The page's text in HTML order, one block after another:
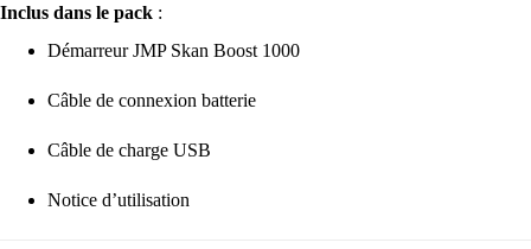
Inclus dans le pack :
Démarreur JMP Skan Boost 1000
Câble de connexion batterie
Câble de charge USB
Notice d’utilisation